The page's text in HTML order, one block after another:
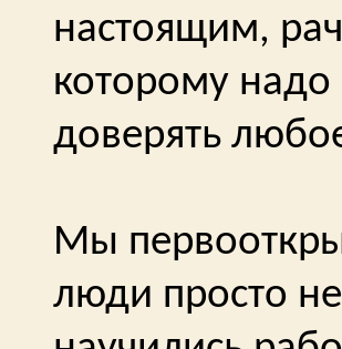
настоящим,
которому
доверять
Мы
люди просто